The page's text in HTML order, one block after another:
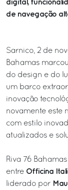
digital,
de navegação
Sarnico, 2 de
Bahamas
do design e do
um barco
inovação
novamente este
com estilo
atualizados e
Riva 76
entre Officina
liderado por